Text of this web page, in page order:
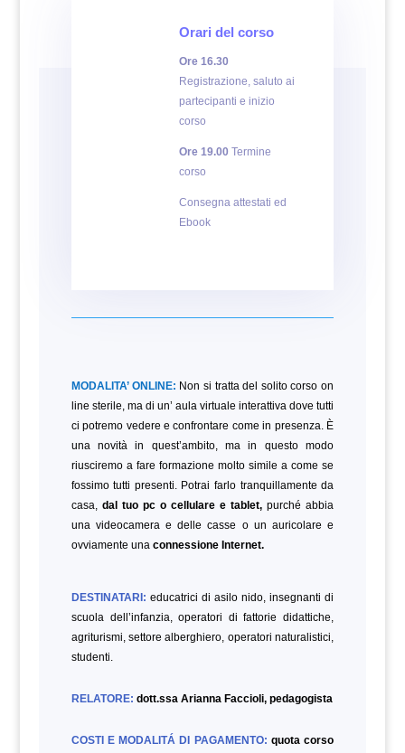
Orari del corso
Ore 16.30
Registrazione, saluto ai
partecipanti e inizio
corso
Ore 19.00 Termine
corso
Consegna attestati ed
Ebook
MODALITA’ ONLINE: Non si tratta del solito corso on
line sterile, ma di un’ aula virtuale interattiva dove tutti
ci potremo vedere e confrontare come in presenza. È
una novità in quest’ambito, ma in questo modo
riusciremo a fare formazione molto simile a come se
fossimo tutti presenti. Potrai farlo tranquillamente da
casa, dal tuo pc o cellulare e tablet, purché abbia
una videocamera e delle casse o un auricolare e
ovviamente una connessione Internet.
DESTINATARI: educatrici di asilo nido, insegnanti di
scuola dell’infanzia, operatori di fattorie didattiche,
agriturismi, settore alberghiero, operatori naturalistici,
studenti.
RELATORE: dott.ssa Arianna Faccioli, pedagogista
COSTI E MODALITÁ DI PAGAMENTO: quota corso